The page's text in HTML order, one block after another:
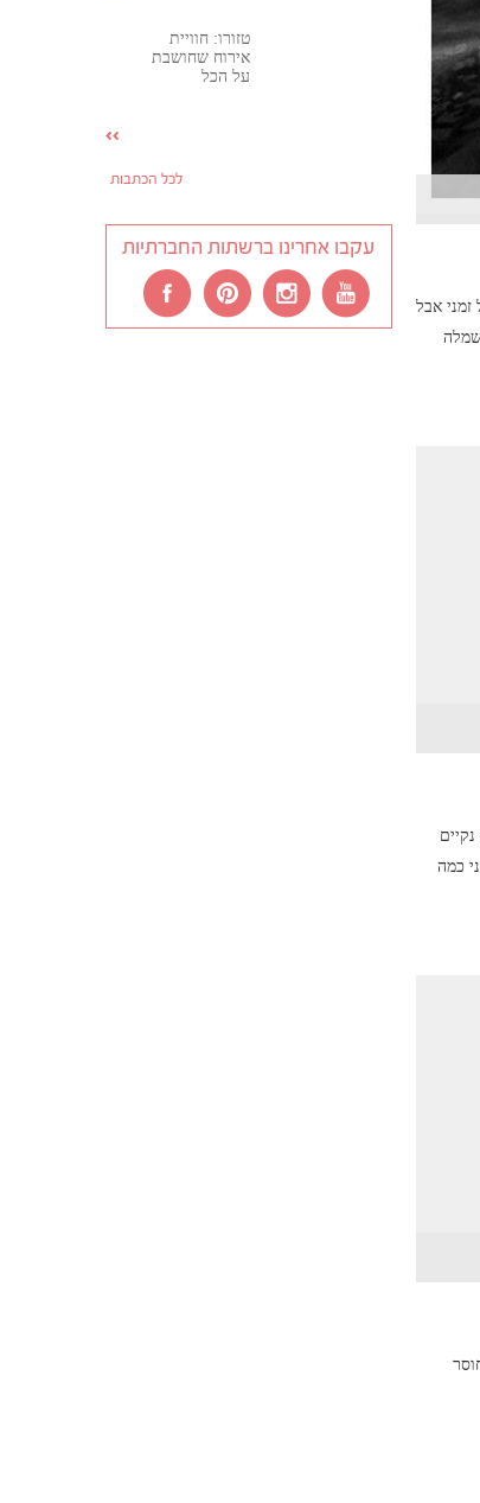
אבל
שמלה
כמה
טזורו: חוויית
אירוח שחושבת
על הכל
לכל הכתבות
עקבו אחרינו ברשתות החברתיות